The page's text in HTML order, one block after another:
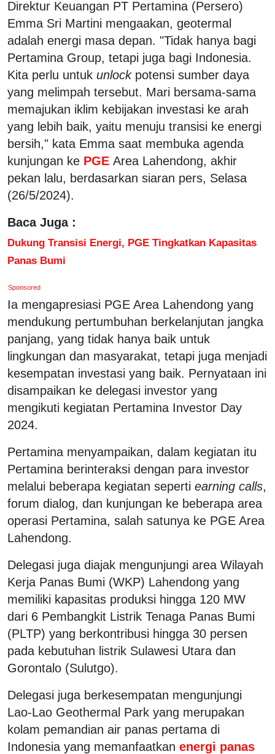
Direktur Keuangan PT Pertamina (Persero)
Emma Sri Martini mengaakan, geotermal
adalah energi masa depan. "Tidak hanya bagi
Pertamina Group, tetapi juga bagi Indonesia.
Kita perlu untuk unlockpotensi sumber daya
yang melimpah tersebut. Mari bersama-sama
memajukan iklim kebijakan investasi ke arah
yang lebih baik, yaitu menuju transisi ke energi
bersih," kata Emma saat membuka agenda
kunjungan ke PGE Area Lahendong, akhir
pekan lalu, berdasarkan siaran pers, Selasa
(26/5/2024).
Baca Juga :
Dukung Transisi Energi, PGE Tingkatkan Kapasitas
Panas Bumi
Sponsored
Ia mengapresiasi PGE Area Lahendong yang
mendukung pertumbuhan berkelanjutan jangka
panjang, yang tidak hanya baik untuk
lingkungan dan masyarakat, tetapi juga menjadi
kesempatan investasi yang baik. Pernyataan ini
disampaikan ke delegasi investor yang
mengikuti kegiatan Pertamina Investor Day
2024.
Pertamina menyampaikan, dalam kegiatan itu
Pertamina berinteraksi dengan para investor
melalui beberapa kegiatan seperti earning calls,
forum dialog, dan kunjungan ke beberapa area
operasi Pertamina, salah satunya ke PGE Area
Lahendong.
Delegasi juga diajak mengunjungi area Wilayah
Kerja Panas Bumi (WKP) Lahendong yang
memiliki kapasitas produksi hingga 120 MW
dari 6 Pembangkit Listrik Tenaga Panas Bumi
(PLTP) yang berkontribusi hingga 30 persen
pada kebutuhan listrik Sulawesi Utara dan
Gorontalo (Sulutgo).
Delegasi juga berkesempatan mengunjungi
Lao-Lao Geothermal Park yang merupakan
kolam pemandian air panas pertama di
Indonesia yang memanfaatkan energi panas